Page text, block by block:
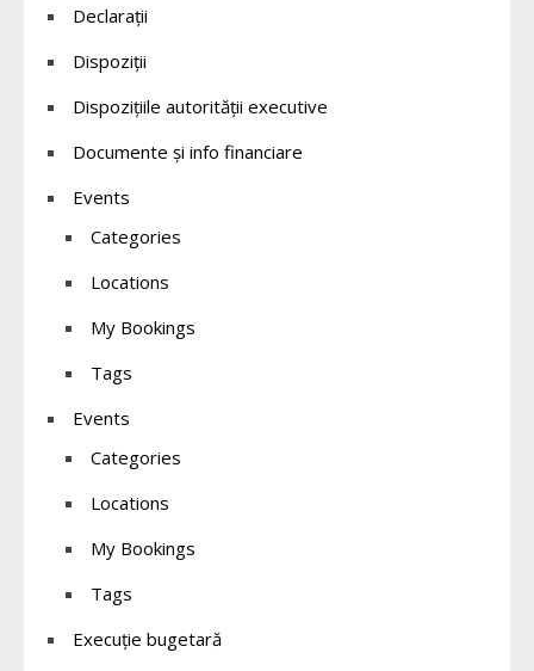
Declarații
Dispoziții
Dispozițiile autorității executive
Documente și info financiare
Events
Categories
Locations
My Bookings
Tags
Events
Categories
Locations
My Bookings
Tags
Execuție bugetară